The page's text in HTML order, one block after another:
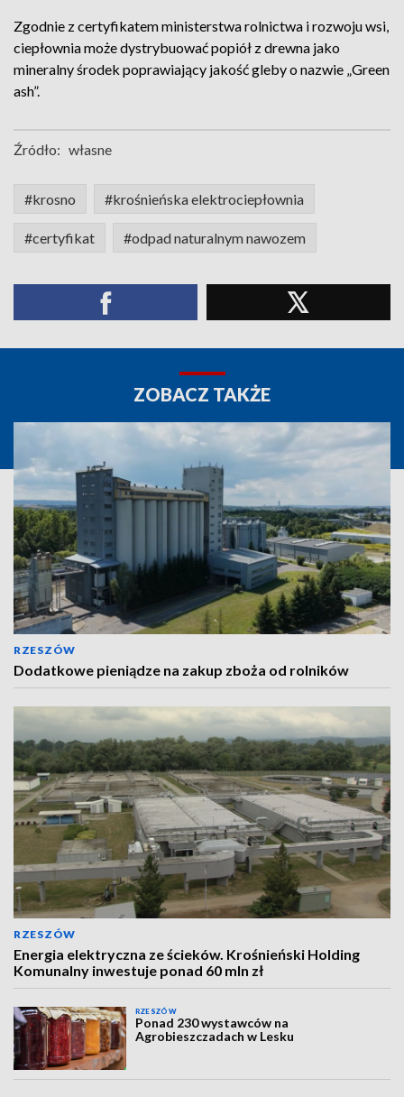
Zgodnie z certyfikatem ministerstwa rolnictwa i rozwoju wsi,
ciepłownia może dystrybuować popiół z drewna jako
mineralny środek poprawiający jakość gleby o nazwie „Green
ash”.
Źródło: własne
#krosno #krośnieńska elektrociepłownia
#certyfikat #odpad naturalnym nawozem
ZOBACZ TAKŻE
RZESZÓW
Dodatkowe pieniądze na zakup zboża od rolników
RZESZÓW
Energia elektryczna ze ścieków. Krośnieński Holding
Komunalny inwestuje ponad 60 mln zł
RZESZÓW
Ponad 230 wystawców na
Agrobieszczadach w Lesku